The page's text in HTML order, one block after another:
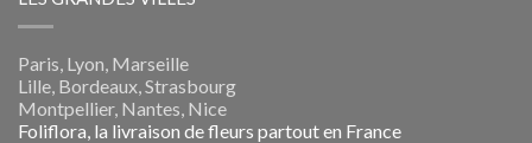
Paris, Lyon, Marseille
Lille, Bordeaux, Strasbourg
Montpellier, Nantes, Nice
Foliflora, la livraison de fleurs partout en France